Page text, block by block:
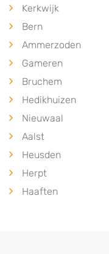
Kerkwijk
Bern
Ammerzoden
Gameren
Bruchem
Hedikhuizen
Nieuwaal
Aalst
Heusden
Herpt
Haaften